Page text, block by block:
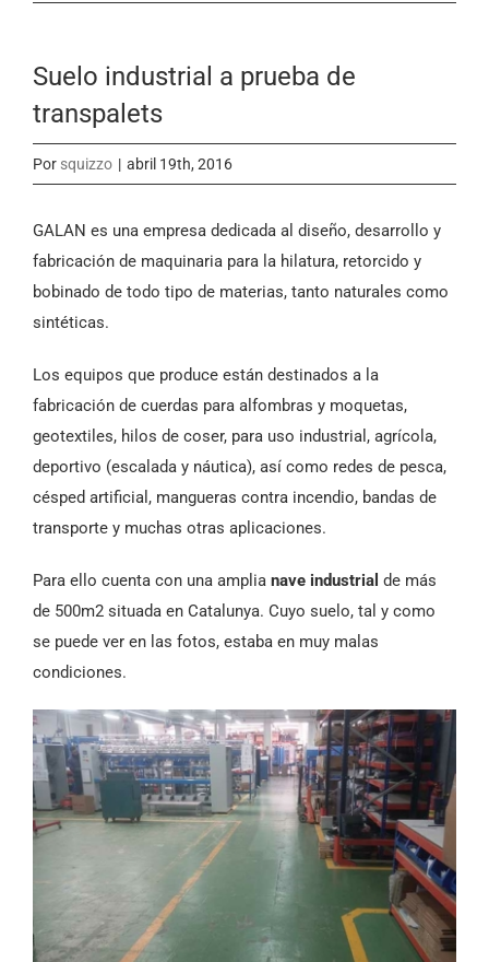
Suelo industrial a prueba de
transpalets
Por squizzo | abril 19th, 2016
GALAN es una empresa dedicada al diseño, desarrollo y
fabricación de maquinaria para la hilatura, retorcido y
bobinado de todo tipo de materias, tanto naturales como
sintéticas.
Los equipos que produce están destinados a la
fabricación de cuerdas para alfombras y moquetas,
geotextiles, hilos de coser, para uso industrial, agrícola,
deportivo (escalada y náutica), así como redes de pesca,
césped artificial, mangueras contra incendio, bandas de
transporte y muchas otras aplicaciones.
Para ello cuenta con una amplia nave industrial de más
de 500m2 situada en Catalunya. Cuyo suelo, tal y como
se puede ver en las fotos, estaba en muy malas
condiciones.